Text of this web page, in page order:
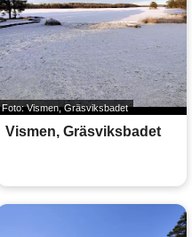
Foto: Vismen, Gräsviksbadet
Vismen, Gräsviksbadet